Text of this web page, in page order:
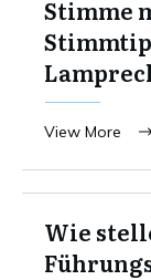
Stimme
View More
Wie